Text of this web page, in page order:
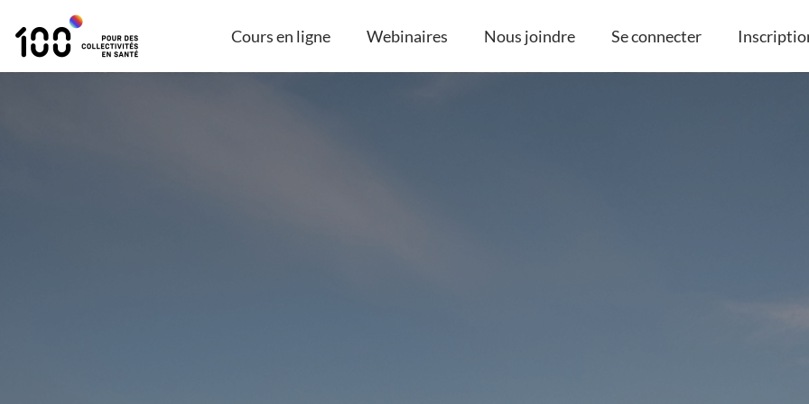
Cours en ligne Webinaires Nous joindre Se connecter